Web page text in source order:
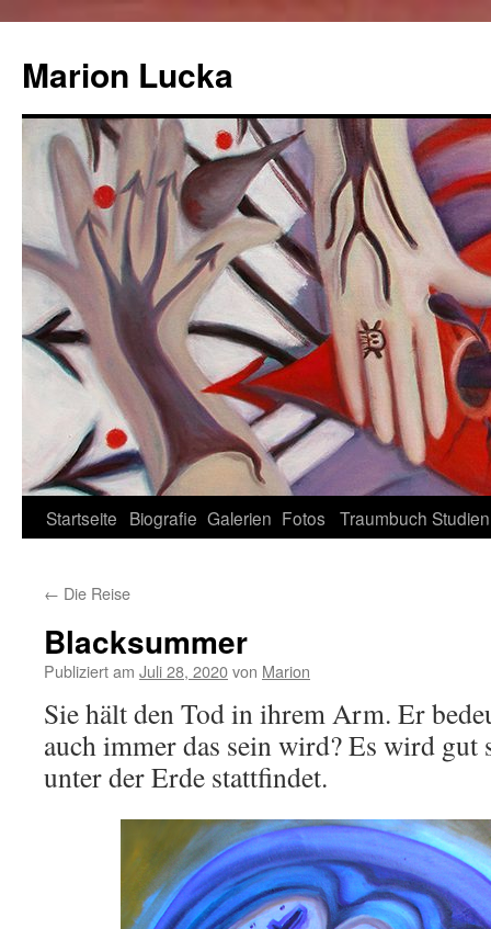
Marion Lucka
Zum
springen
Startseite Biografie Galerien Fotos Traumbuch Studien
← Die Reise
Blacksummer
Publiziert am Juli 28, 2020von Marion
Sie hält den Tod in ihrem Arm. Er
auch immer das sein wird? Es wird gut
unter der Erde stattfindet.